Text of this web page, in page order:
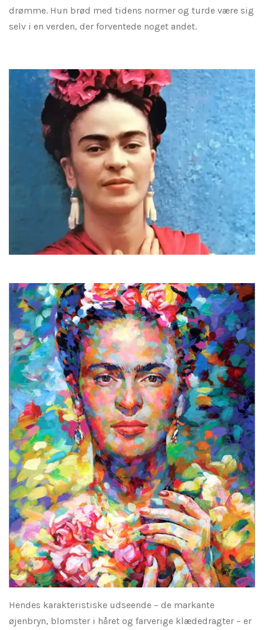
drømme. Hun brød med tidens normer og turde være sig
selv i en verden, der forventede noget andet.
Hendes karakteristiske udseende – de markante
øjenbryn, blomster i håret og farverige klædedragter – er